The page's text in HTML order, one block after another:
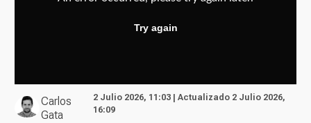
Carlos
Gata
2 Julio 2026, 11:03 | Actualizado 2 Julio 2026,
16:09